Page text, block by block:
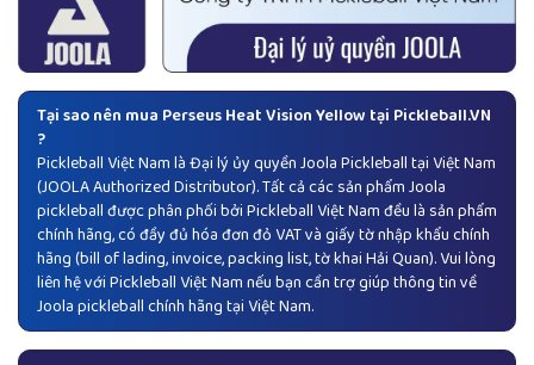
Tại sao nên mua Perseus Heat Vision Yellow tại Pickleball.VN
?
Pickleball Việt Nam là Đại lý ủy quyềnJoola Pickleballtại Việt Nam
(JOOLA Authorized Distributor). Tất cả các sản phẩm Joola
pickleball được phân phối bởi Pickleball Việt Nam đều là sản phẩm
chính hãng, có đầy đủ hóa đơn đỏ VAT và giấy tờ nhập khẩu chính
hãng (bill of lading, invoice, packing list, tờ khai Hải Quan). Vui lòng
liên hệ với Pickleball Việt Nam nếu bạn cần trợ giúp thông tin về
Joola pickleball chính hãng tại Việt Nam.